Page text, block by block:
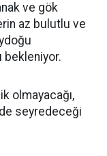
ve gök
az bulutlu ve
bekleniyor.
olmayacağı,
seyredeceği